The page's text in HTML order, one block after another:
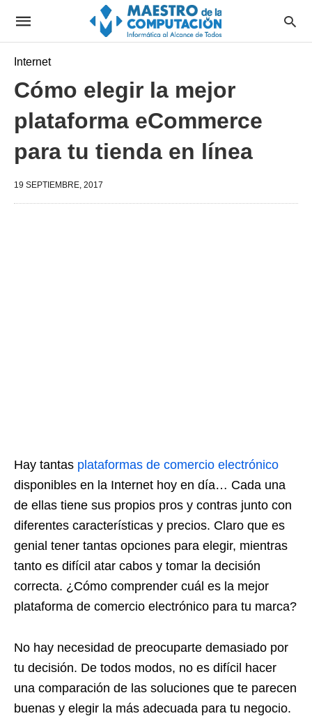
Internet
Cómo elegir la mejor
plataforma eCommerce
para tu tienda en línea
19 SEPTIEMBRE, 2017
Hay tantas plataformas de comercio electrónico
disponibles en la Internet hoy en día… Cada una
de ellas tiene sus propios pros y contras junto con
diferentes características y precios. Claro que es
genial tener tantas opciones para elegir, mientras
tanto es difícil atar cabos y tomar la decisión
correcta. ¿Cómo comprender cuál es la mejor
plataforma de comercio electrónico para tu marca?
No hay necesidad de preocuparte demasiado por
tu decisión. De todos modos, no es difícil hacer
una comparación de las soluciones que te parecen
buenas y elegir la más adecuada para tu negocio.